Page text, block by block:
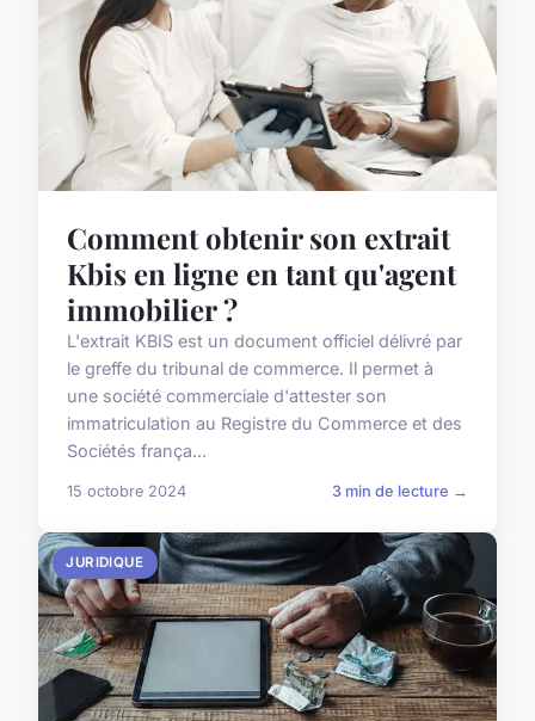
Comment obtenir son extrait
Kbis en ligne en tant qu'agent
immobilier ?
L'extrait KBIS est un document officiel délivré par
le greffe du tribunal de commerce. Il permet à
une société commerciale d'attester son
immatriculation au Registre du Commerce et des
Sociétés frança...
15 octobre 2024 3 min de lecture →
JURIDIQUE